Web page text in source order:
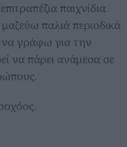
παιχνίδια
παλιά περιοδικά
να γράφω για την
να πάρει ανάμεσα σε